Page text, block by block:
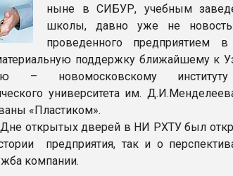
ныне в СИБУР, учебным
школы, давно уже не
проведенного предприятием
поддержку ближайшему к
– новомосковскому
университета им.
«Пластиком».
открытых дверей в НИ РХТУ был
предприятия, так и о
компании.